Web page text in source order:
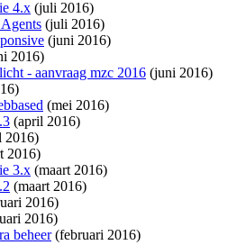
4.x (juli 2016)
(juli 2016)
(juni 2016)
2016)
- aanvraag mzc 2016 (juni 2016)
(mei 2016)
(april 2016)
2016)
2016)
3.x (maart 2016)
(maart 2016)
2016)
2016)
beheer(februari 2016)